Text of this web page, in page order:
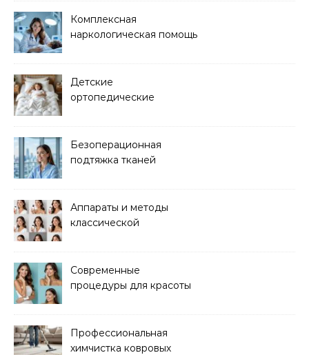
Комплексная
наркологическая помощь
Детские
ортопедические
Безоперационная
подтяжка тканей
Аппараты и методы
классической
Современные
процедуры для красоты
Профессиональная
химчистка ковровых